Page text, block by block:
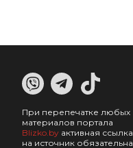
При перепечатке любых
материалов портала
Blizko.by активная ссылка
на источник обязательна